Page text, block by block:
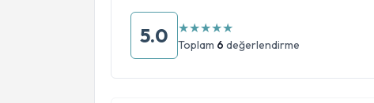
5.0 ★★★★★
Toplam 6 değerlendirme